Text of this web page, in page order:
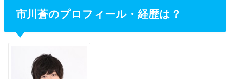
市川蒼のプロフィール・経歴は？